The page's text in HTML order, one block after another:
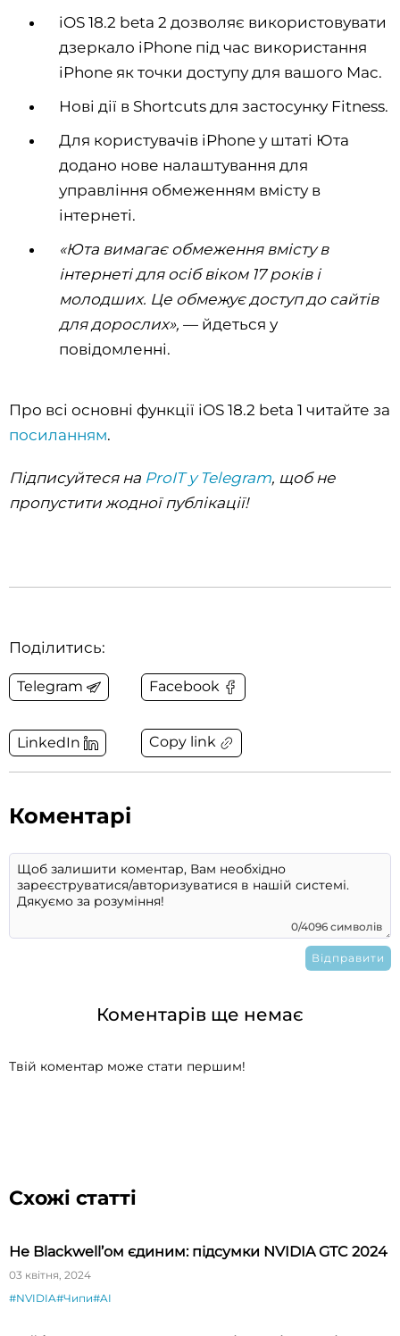
iOS 18.2 beta 2 дозволяє використовувати
дзеркало iPhone під час використання
iPhone як точки доступу для вашого Mac.
Нові дії в Shortcuts для застосунку Fitness.
Для користувачів iPhone у штаті Юта
додано нове налаштування для
управління обмеженням вмісту в
інтернеті.
«Юта вимагає обмеження вмісту в
інтернеті для осіб віком 17 років і
молодших. Це обмежує доступ до сайтів
для дорослих», — йдеться у
повідомленні.
Про всі основні функції іOS 18.2 beta 1 читайте за
посиланням.
Підписуйтеся на ProIT у Telegram, щоб не
пропустити жодної публікації!
Поділитись:
Telegram Facebook
LinkedIn Copy link
Коментарі
0/4096 символів
Коментарів ще немає
Твій коментар може стати першим!
Схожі статті
Не Blackwell’ом єдиним: підсумки NVIDIA GTC 2024
03 квітня, 2024
#NVIDIA#Чипи#AI